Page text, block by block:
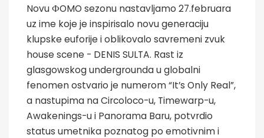
Novu ФOMO sezonu nastavljamo 27.februara
uz ime koje je inspirisalo novu generaciju
klupske euforije i oblikovalo savremeni zvuk
house scene - DENIS SULTA. Rast iz
glasgowskog undergrounda u globalni
fenomen ostvario je numerom “It’s Only Real”,
a nastupima na Circoloco-u, Timewarp-u,
Awakenings-u i Panorama Baru, potvrdio
status umetnika poznatog po emotivnim i